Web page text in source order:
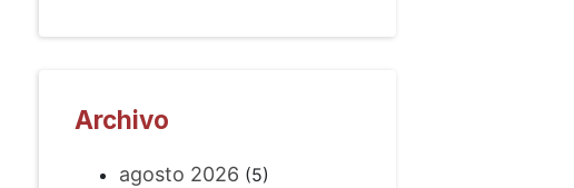
Archivo
agosto 2026 (5)